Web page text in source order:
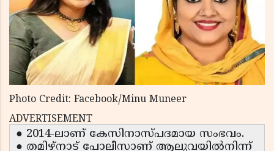
Photo Credit: Facebook/Minu Muneer
ADVERTISEMENT
● 2014-ലാണ് കേസിനാസ്പദമായ സംഭവം.
● തമിഴ്നാട് പോലീസാണ് ആലുവയിൽനിന്ന്